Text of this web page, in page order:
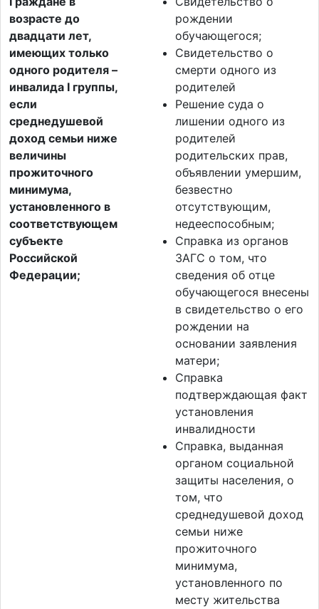
возрасте до
двадцати лет,
имеющих только
одного родителя –
инвалида I группы,
если
среднедушевой
доход семьи ниже
величины
прожиточного
минимума,
установленного в
соответствующем
субъекте
Российской
Федерации;
рождении
обучающегося;
Свидетельство о
смерти одного из
родителей
Решение суда о
лишении одного из
родителей
родительских прав,
объявлении умершим,
безвестно
отсутствующим,
недееспособным;
Справка из органов
ЗАГС о том, что
сведения об отце
обучающегося внесены
в свидетельство о его
рождении на
основании заявления
матери;
Справка
подтверждающая факт
установления
инвалидности
Справка, выданная
органом социальной
защиты населения, о
том, что
среднедушевой доход
семьи ниже
прожиточного
минимума,
установленного по
месту жительства